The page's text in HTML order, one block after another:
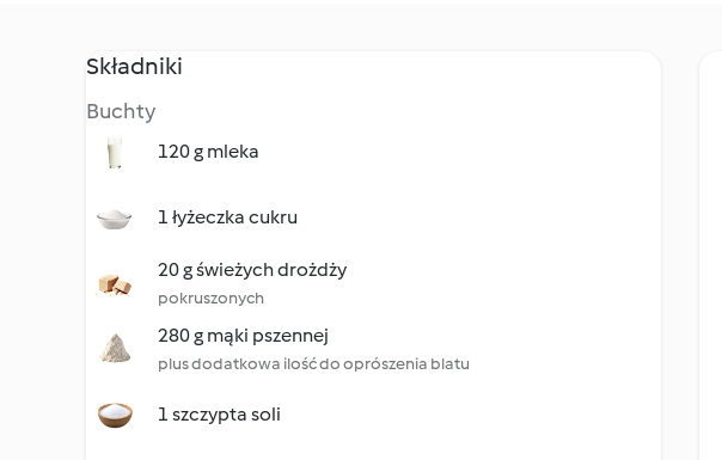
Składniki
Buchty
120 g mleka
1 łyżeczka cukru
20 g świeżych drożdży
pokruszonych
280 g mąki pszennej
plus dodatkowa ilość do oprószenia blatu
1 szczypta soli